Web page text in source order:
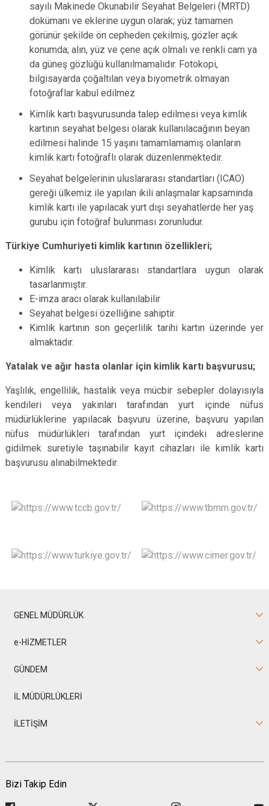
sayılı Makinede Okunabilir Seyahat Belgeleri (MRTD)
dokümanı ve eklerine uygun olarak; yüz tamamen
görünür şekilde ön cepheden çekilmiş, gözler açık
konumda; alın, yüz ve çene açık olmalı ve renkli cam ya
da güneş gözlüğü kullanılmamalıdır. Fotokopi,
bilgisayarda çoğaltılan veya biyometrik olmayan
fotoğraflar kabul edilmez
Kimlik kartı başvurusunda talep edilmesi veya kimlik
kartının seyahat belgesi olarak kullanılacağının beyan
edilmesi halinde 15 yaşını tamamlamamış olanların
kimlik kartı fotoğraflı olarak düzenlenmektedir.
Seyahat belgelerinin uluslararası standartları (ICAO)
gereği ülkemiz ile yapılan ikili anlaşmalar kapsamında
kimlik kartı ile yapılacak yurt dışı seyahatlerde her yaş
gurubu için fotoğraf bulunması zorunludur.
Türkiye Cumhuriyeti kimlik kartının özellikleri;
Kimlik kartı uluslararası standartlara uygun olarak
tasarlanmıştır.
E-imza aracı olarak kullanılabilir
Seyahat belgesi özelliğine sahiptir.
Kimlik kartının son geçerlilik tarihi kartın üzerinde yer
almaktadır.
Yatalak ve ağır hasta olanlar için kimlik kartı başvurusu;
Yaşlılık, engellilik, hastalık veya mücbir sebepler dolayısıyla
kendileri veya yakınları tarafından yurt içinde nüfus
müdürlüklerine yapılacak başvuru üzerine, başvuru yapılan
nüfus müdürlükleri tarafından yurt içindeki adreslerine
gidilmek suretiyle taşınabilir kayıt cihazları ile kimlik kartı
başvurusu alınabilmektedir.
GENEL MÜDÜRLÜK
e-HİZMETLER
GÜNDEM
İL MÜDÜRLÜKLERİ
İLETİŞİM
Bizi Takip Edin